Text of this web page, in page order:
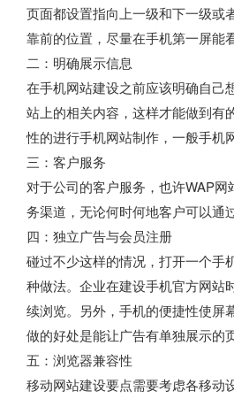
页面都设置指向上一级和下一级或
靠前的位置，尽量在手机第一屏能
二：明确展示信息
在手机网站建设之前应该明确自己
站上的相关内容，这样才能做到有
性的进行手机网站制作，一般手机
三：客户服务
对于公司的客户服务，也许WAP
务渠道，无论何时何地客户可以通
四：独立广告与会员注册
碰过不少这样的情况，打开一个手
种做法。企业在建设手机官方网站
续浏览。另外，手机的便捷性使屏
做的好处是能让广告有单独展示的
五：浏览器兼容性
移动网站建设要点需要考虑各移动